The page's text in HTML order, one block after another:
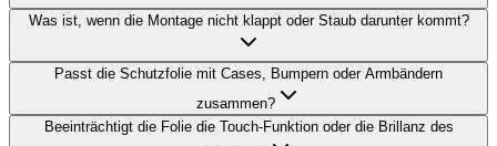
Was ist, wenn die Montage nicht klappt oder Staub darunter kommt?
Passt die Schutzfolie mit Cases, Bumpern oder Armbändern
zusammen?
Beeinträchtigt die Folie die Touch‑Funktion oder die Brillanz des